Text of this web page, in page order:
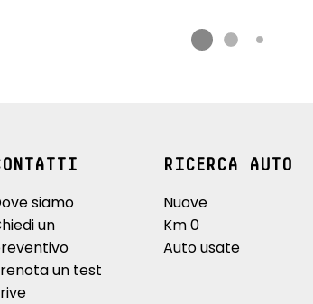
siamo
un
un test
RICERCA AUTO
Nuove
Km 0
Auto usate